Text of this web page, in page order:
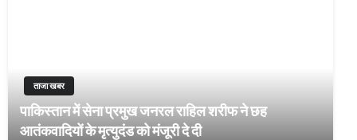
ताजा खबर
पाकिस्तान में सेना प्रमुख जनरल राहिल शरीफ ने छह
आतंकवादियों के मृत्युदंड को मंजूरी दे दी